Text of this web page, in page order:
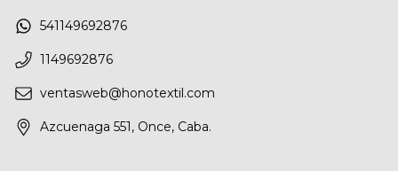
541149692876
1149692876
ventasweb@honotextil.com
Azcuenaga 551, Once, Caba.